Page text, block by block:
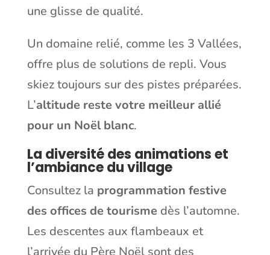
une glisse de qualité.
Un domaine relié, comme les 3 Vallées,
offre plus de solutions de repli. Vous
skiez toujours sur des pistes préparées.
L’altitude reste votre meilleur allié
pour un Noël blanc.
La diversité des animations et
l’ambiance du village
Consultez la programmation festive
des offices de tourisme dès l’automne.
Les descentes aux flambeaux et
l’arrivée du Père Noël sont des